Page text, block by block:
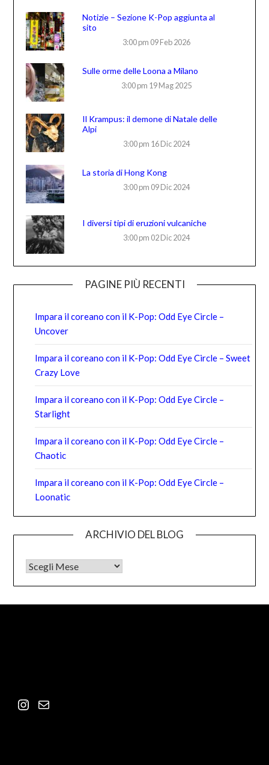
Notizie – Sezione K-Pop aggiunta al
sito
3:00 pm 09 Feb 2026
Sulle orme delle Loona a Milano
3:00 pm 19 Mag 2025
Il Krampus: il demone di Natale delle
Alpi
3:00 pm 16 Dic 2024
La storia di Hong Kong
3:00 pm 09 Dic 2024
I diversi tipi di eruzioni vulcaniche
3:00 pm 02 Dic 2024
PAGINE PIÙ RECENTI
Impara il coreano con il K-Pop: Odd Eye Circle –
Uncover
Impara il coreano con il K-Pop: Odd Eye Circle – Sweet
Crazy Love
Impara il coreano con il K-Pop: Odd Eye Circle –
Starlight
Impara il coreano con il K-Pop: Odd Eye Circle –
Chaotic
Impara il coreano con il K-Pop: Odd Eye Circle –
Loonatic
ARCHIVIO DEL BLOG